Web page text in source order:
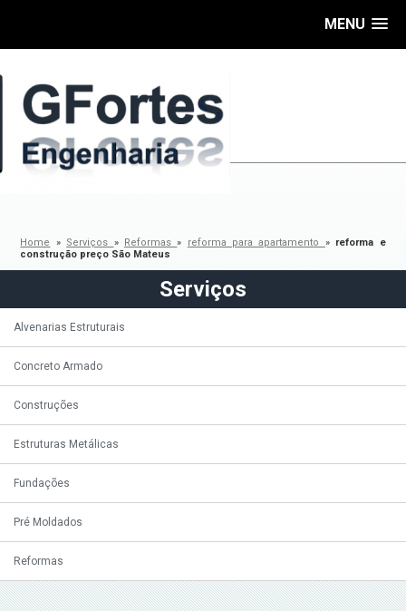
MENU
Home » Serviços » Reformas» reforma para apartamento » reforma e
construção preço São Mateus
Serviços
Alvenarias Estruturais
Concreto Armado
Construções
Estruturas Metálicas
Fundações
Pré Moldados
Reformas